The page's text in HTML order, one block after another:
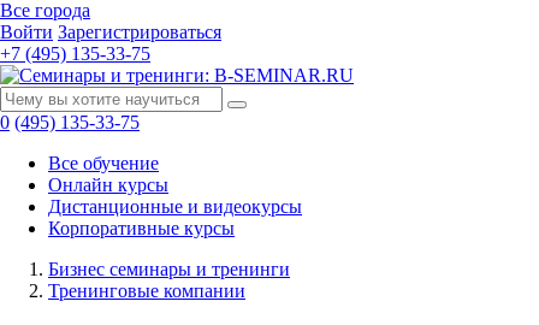
Все города
Войти Зарегистрироваться
+7 (495) 135-33-75
0 (495) 135-33-75
Все обучение
Онлайн курсы
Дистанционные и видеокурсы
Корпоративные курсы
Бизнес семинары и тренинги
Тренинговые компании